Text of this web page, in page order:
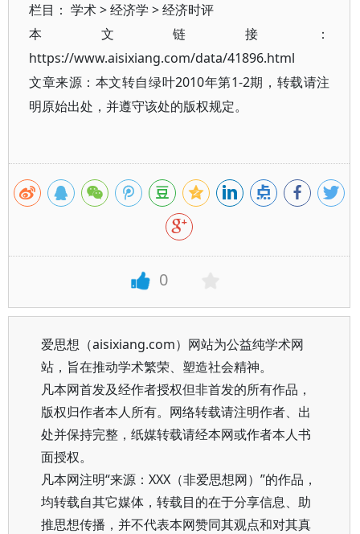
栏目： 学术>经济学 >经济时评
本文链接：
https://www.aisixiang.com/data/41896.html
文章来源：本文转自绿叶2010年第1-2期，转载请注
明原始出处，并遵守该处的版权规定。
0
爱思想（aisixiang.com）网站为公益纯学术网
站，旨在推动学术繁荣、塑造社会精神。
凡本网首发及经作者授权但非首发的所有作品，
版权归作者本人所有。网络转载请注明作者、出
处并保持完整，纸媒转载请经本网或作者本人书
面授权。
凡本网注明“来源：XXX（非爱思想网）”的作品，
均转载自其它媒体，转载目的在于分享信息、助
推思想传播，并不代表本网赞同其观点和对其真